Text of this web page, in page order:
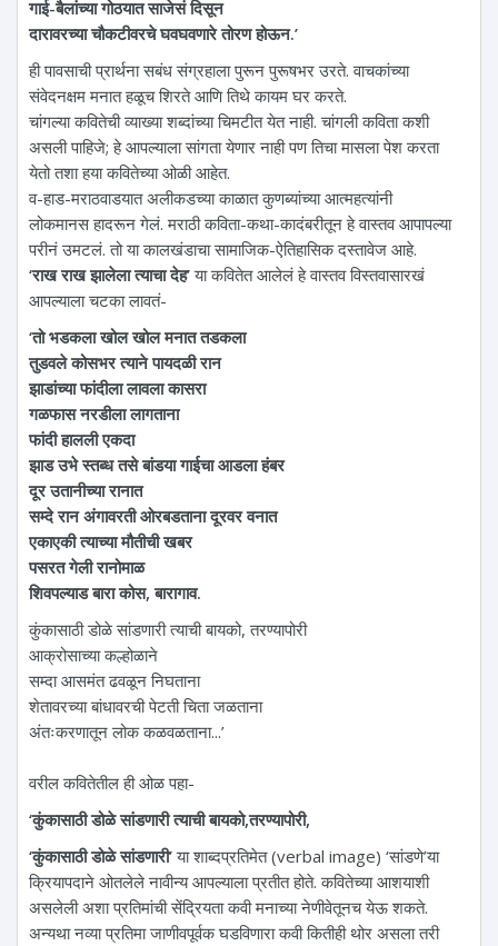
गाई-बैलांच्या गोठयात साजेसं दिसून
दारावरच्या चौकटीवरचे घवघवणारे तोरण होऊन.’
ही पावसाची प्रार्थना सबंध संग्रहाला पुरून पुरूषभर उरते. वाचकांच्या
संवेदनक्षम मनात हळूच शिरते आणि तिथे कायम घर करते.
चांगल्या कवितेची व्याख्या शब्दांच्या चिमटीत येत नाही. चांगली कविता कशी
असली पाहिजे; हे आपल्याला सांगता येणार नाही पण तिचा मासला पेश करता
येतो तशा हया कवितेच्या ओळी आहेत.
व-हाड-मराठवाडयात अलीकडच्या काळात कुणब्यांच्या आत्महत्यांनी
लोकमानस हादरून गेलं. मराठी कविता-कथा-कादंबरीतून हे वास्तव आपापल्या
परीनं उमटलं. तो या कालखंडाचा सामाजिक-ऐतिहासिक दस्तावेज आहे.
‘राख राख झालेला त्याचा देह’या कवितेत आलेलं हे वास्तव विस्तवासारखं
आपल्याला चटका लावतं-
‘तो भडकला खोल खोल मनात तडकला
तुडवले कोसभर त्याने पायदळी रान
झाडांच्या फांदीला लावला कासरा
गळफास नरडीला लागताना
फांदी हालली एकदा
झाड उभे स्तब्ध तसे बांडया गाईचा आडला हंबर
दूर उतानीच्या रानात
सम्दे रान अंगावरती ओरबडताना दूरवर वनात
एकाएकी त्याच्या मौतीची खबर
पसरत गेली रानोमाळ
शिवपल्याड बारा कोस, बारागाव.
कुंकासाठी डोळे सांडणारी त्याची बायको, तरण्यापोरी
आक्रोसाच्या कल्होळाने
सम्दा आसमंत ढवळून निघताना
शेतावरच्या बांधावरची पेटती चिता जळताना
अंतःकरणातून लोक कळवळताना...’
वरील कवितेतील ही ओळ पहा-
‘कुंकासाठी डोळे सांडणारी त्याची बायको,तरण्यापोरी,
‘कुंकासाठी डोळे सांडणारी’या शाब्दप्रतिमेत (verbal image) ‘सांडणे’या
क्रियापदाने ओतलेले नावीन्य आपल्याला प्रतीत होते. कवितेच्या आशयाशी
असलेली अशा प्रतिमांची सेंद्रियता कवी मनाच्या नेणीवेतूनच येऊ शकते.
अन्यथा नव्या प्रतिमा जाणीवपूर्वक घडविणारा कवी कितीही थोर असला तरी